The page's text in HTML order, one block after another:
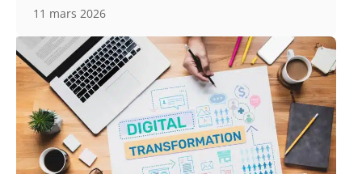
11 mars 2026